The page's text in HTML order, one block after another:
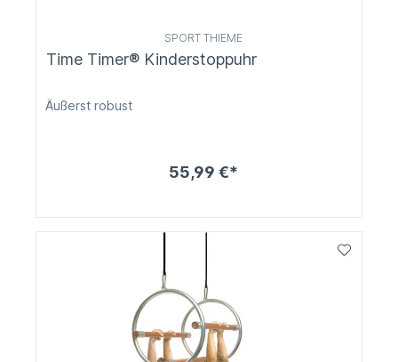
SPORT THIEME
Time Timer® Kinderstoppuhr
Äußerst robust
55,99 €*